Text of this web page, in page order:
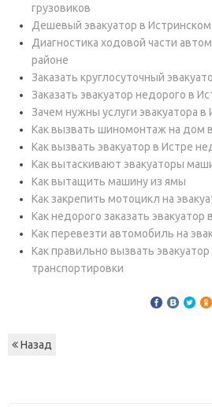
грузовиков
Дешевый эвакуатор в
Диагностика ходовой части
районе
Заказать круглосуточный
Заказать эвакуатор недорого в
Зачем нужны услуги эвакуатора в
Как вызвать шиномонтаж на дом
Как вызвать эвакуатор в Истре
Как вытаскивают эвакуаторы
Как вытащить машину из ямы
Как закрепить мотоцикл на
Как недорого заказать эвакуатор
Как перевезти автомобиль на
Как правильно вызвать
транспортировки
Назад